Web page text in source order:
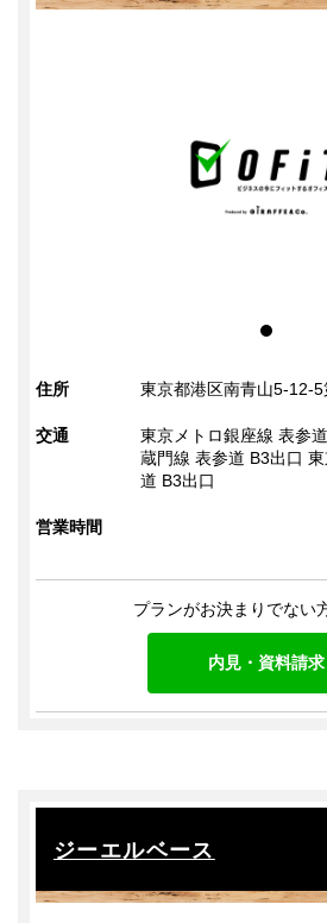
住所 東京都港区南青山5-12-
交通
東京メトロ銀座線 表参
蔵門線 表参道 B3出口
道 B3出口
営業時間
プランがお決まりでない
内見・資料請求
ジーエルベース